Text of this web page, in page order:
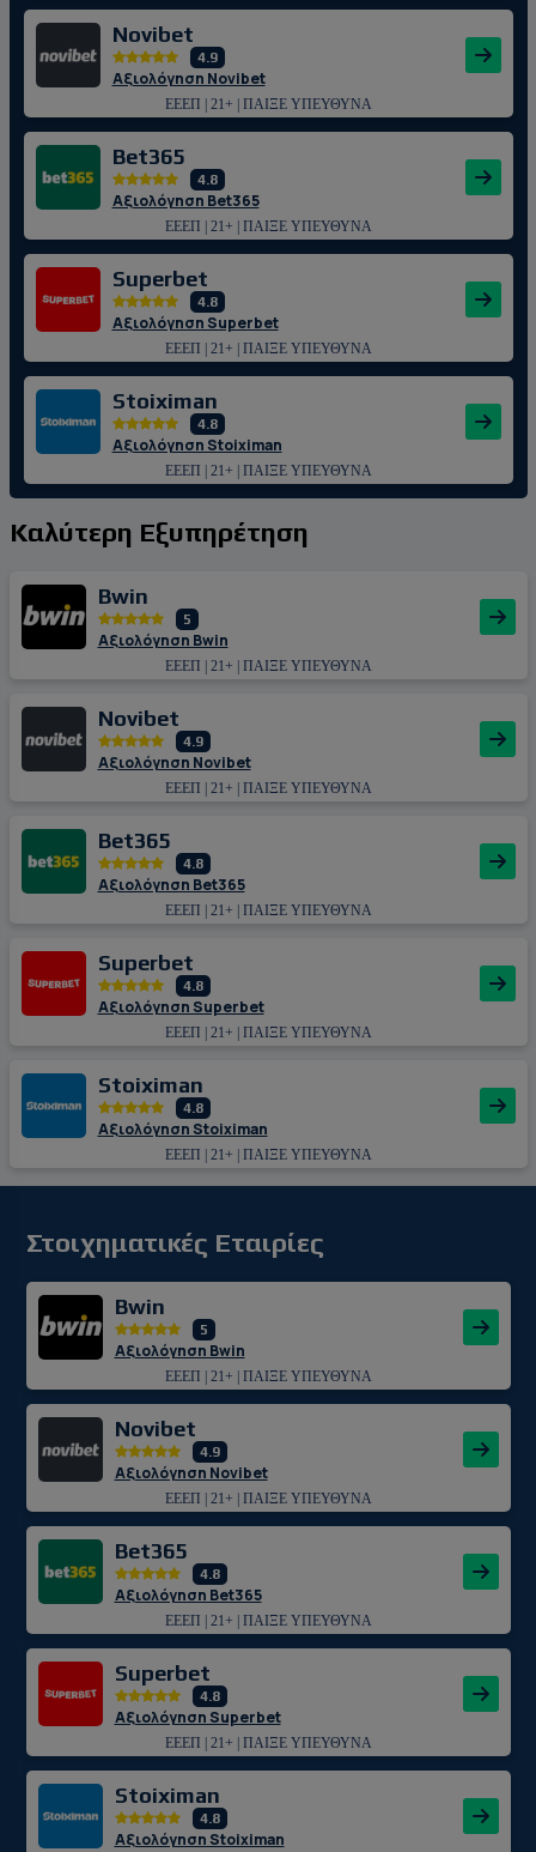
Novibet
4.9
Αξιολόγηση Novibet
ΕΕΕΠ | 21+ | ΠΑΙΞΕ ΥΠΕΥΘΥΝΑ
Bet365
4.8
Αξιολόγηση Bet365
ΕΕΕΠ | 21+ | ΠΑΙΞΕ ΥΠΕΥΘΥΝΑ
Superbet
4.8
Αξιολόγηση Superbet
ΕΕΕΠ | 21+ | ΠΑΙΞΕ ΥΠΕΥΘΥΝΑ
Stoiximan
4.8
Αξιολόγηση Stoiximan
ΕΕΕΠ | 21+ | ΠΑΙΞΕ ΥΠΕΥΘΥΝΑ
Καλύτερη Εξυπηρέτηση
Bwin
5
Αξιολόγηση Bwin
ΕΕΕΠ | 21+ | ΠΑΙΞΕ ΥΠΕΥΘΥΝΑ
Novibet
4.9
Αξιολόγηση Novibet
ΕΕΕΠ | 21+ | ΠΑΙΞΕ ΥΠΕΥΘΥΝΑ
Bet365
4.8
Αξιολόγηση Bet365
ΕΕΕΠ | 21+ | ΠΑΙΞΕ ΥΠΕΥΘΥΝΑ
Superbet
4.8
Αξιολόγηση Superbet
ΕΕΕΠ | 21+ | ΠΑΙΞΕ ΥΠΕΥΘΥΝΑ
Stoiximan
4.8
Αξιολόγηση Stoiximan
ΕΕΕΠ | 21+ | ΠΑΙΞΕ ΥΠΕΥΘΥΝΑ
Στοιχηματικές Εταιρίες
Bwin
5
Αξιολόγηση Bwin
ΕΕΕΠ | 21+ | ΠΑΙΞΕ ΥΠΕΥΘΥΝΑ
Novibet
4.9
Αξιολόγηση Novibet
ΕΕΕΠ | 21+ | ΠΑΙΞΕ ΥΠΕΥΘΥΝΑ
Bet365
4.8
Αξιολόγηση Bet365
ΕΕΕΠ | 21+ | ΠΑΙΞΕ ΥΠΕΥΘΥΝΑ
Superbet
4.8
Αξιολόγηση Superbet
ΕΕΕΠ | 21+ | ΠΑΙΞΕ ΥΠΕΥΘΥΝΑ
Stoiximan
4.8
Αξιολόγηση Stoiximan